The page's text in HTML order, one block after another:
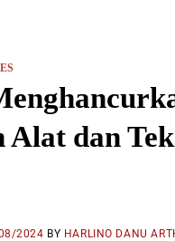
Alat dan
2024 BY HARLINO DANU